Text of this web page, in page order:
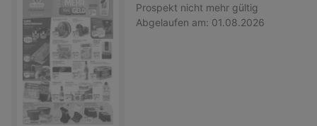
Prospekt nicht mehr gültig
Abgelaufen am: 01.08.2026